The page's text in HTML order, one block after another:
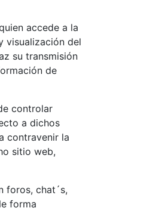
accede a la
visualización del
su transmisión
de
controlar
a dichos
contravenir la
sitio web,
foros, chat´s,
forma